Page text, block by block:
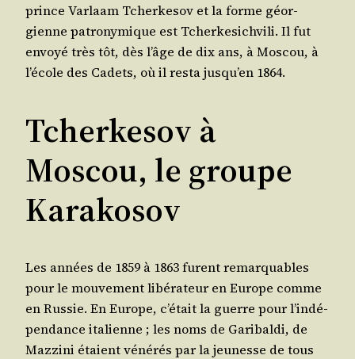
prince Var­laam Tcher­ke­sov et la forme géor­
gienne patro­ny­mique est Tcher­ke­si­ch­vi­li. Il fut
envoyé très tôt, dès l’âge de dix ans, à Mos­cou, à
l’é­cole des Cadets, où il res­ta jus­qu’en 1864.
Tcherkesov à
Moscou, le groupe
Karakosov
Les années de 1859 à 1863 furent remar­quables
pour le mou­ve­ment libé­ra­teur en Europe comme
en Rus­sie. En Europe, c’é­tait la guerre pour l’in­dé­
pen­dance ita­lienne ; les noms de Gari­bal­di, de
Maz­zi­ni étaient véné­rés par la jeu­nesse de tous